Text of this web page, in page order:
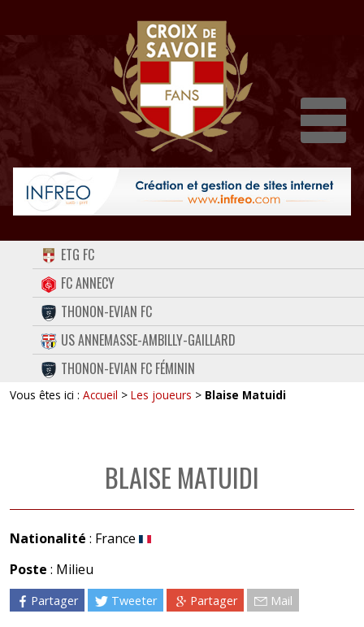
ACCUEIL
FORUM
CONTACT
FACEBOOK
TWITTER
ETG FC
FC ANNECY
THONON-EVIAN FC
US ANNEMASSE-AMBILLY-GAILLARD
THONON-EVIAN FC FÉMININ
Vous êtes ici : Accueil > Les joueurs > Blaise Matuidi
BLAISE MATUIDI
Nationalité : France
Poste : Milieu
Partager Tweeter Partager Mail